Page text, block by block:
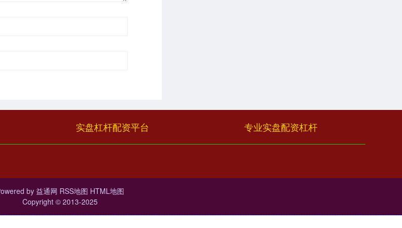
实盘杠杆配资平台 专业实盘配资杠杆
by益通网 RSS地图 HTML地图
Copyright © 2013-2025